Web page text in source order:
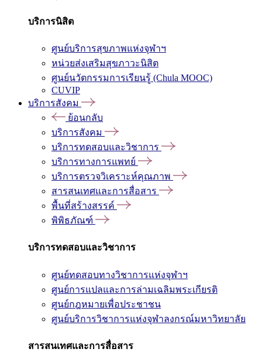
บริการนิสิต
ศูนย์บริการสุขภาพแห่งจุฬาฯ
หน่วยส่งเสริมสุขภาวะนิสิต
ศูนย์นวัตกรรมการเรียนรู้ (Chula MOOC)
CUVIP
บริการสังคม
ย้อนกลับ
บริการสังคม
บริการทดสอบและวิชาการ
บริการทางการแพทย์
บริการตรวจวิเคราะห์คุณภาพ
สารสนเทศและการสื่อสาร
พื้นที่สร้างสรรค์
พิพิธภัณฑ์
บริการทดสอบและวิชาการ
ศูนย์ทดสอบทางวิชาการแห่งจุฬาฯ
ศูนย์การแปลและการล่ามเฉลิมพระเกียรติ
ศูนย์กฎหมายเพื่อประชาชน
ศูนย์บริการวิชาการแห่งจุฬาลงกรณ์มหาวิทยาลัย
สารสนเทศและการสื่อสาร